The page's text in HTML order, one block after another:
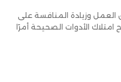
وزيادة المنافسة على
الأدوات الصحيحة أمرًا